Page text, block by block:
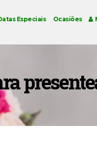
Especiais Ocasiões